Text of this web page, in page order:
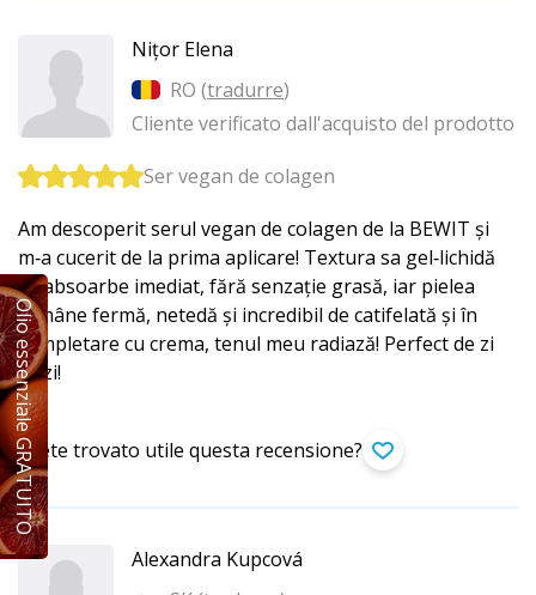
Nițor Elena
RO (tradurre)
Cliente verificato dall'acquisto del prodotto
Ser vegan de colagen
Am descoperit serul vegan de colagen de la BEWIT și
m‑a cucerit de la prima aplicare! Textura sa gel‑lichidă
se absoarbe imediat, fără senzație grasă, iar pielea
rămâne fermă, netedă și incredibil de catifelată și în
completare cu crema, tenul meu radiază! Perfect de zi
cu zi!
Avete trovato utile questa recensione?
Alexandra Kupcová
Olio essenziale GRATUITO